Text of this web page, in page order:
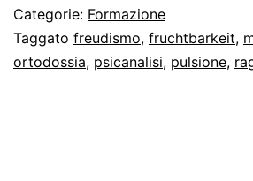
Categorie: Formazione
Taggato freudismo, fruchtbarkeit,
ortodossia, psicanalisi, pulsione,